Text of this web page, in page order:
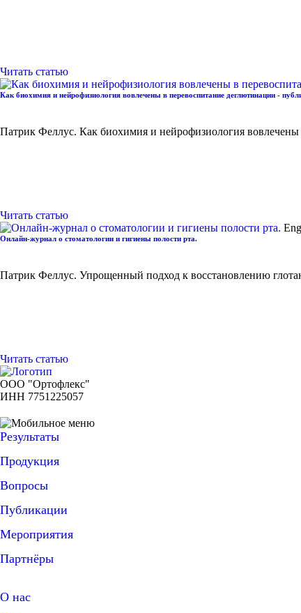
Читать статью
Как биохимия и нейрофизиология вовлечены в перевоспитание деглютинации -
Патрик Феллус. Как биохимия и нейрофизиология
Читать статью
Онлайн-журнал о стоматологии и гигиены полости рта.
Патрик Феллус. Упрощенный подход к восстановлению
Читать статью
ООО "Ортофлекс"
ИНН 7751225057
Результаты
Продукция
Вопросы
Публикации
Мероприятия
Партнёры
О нас